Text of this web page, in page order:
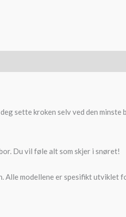
sette kroken selv ved den minste
Du vil føle alt som skjer i snøret!
modellene er spesifikt utviklet